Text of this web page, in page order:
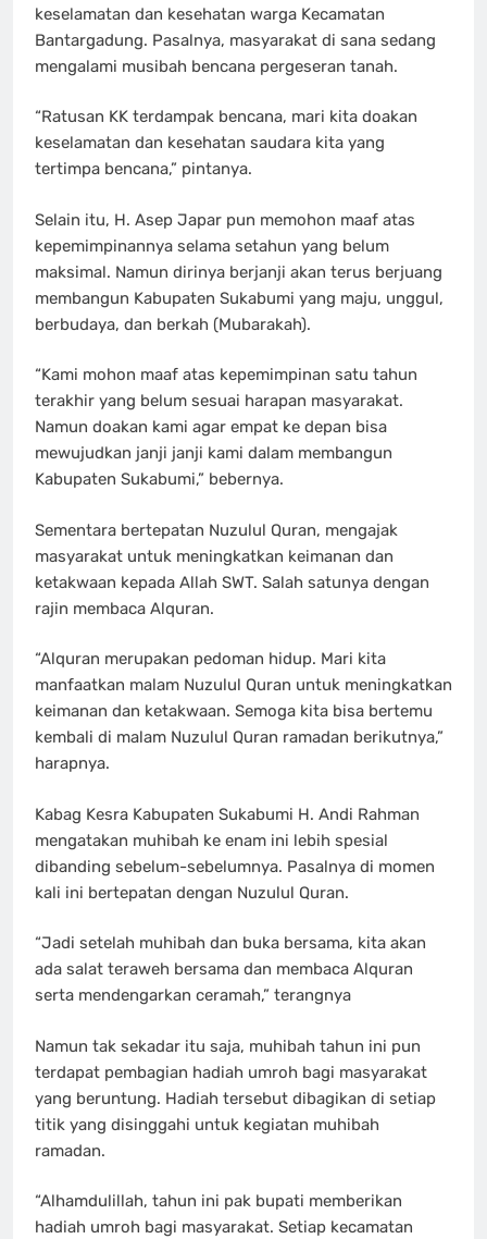
keselamatan dan kesehatan warga Kecamatan
Bantargadung. Pasalnya, masyarakat di sana sedang
mengalami musibah bencana pergeseran tanah.
“Ratusan KK terdampak bencana, mari kita doakan
keselamatan dan kesehatan saudara kita yang
tertimpa bencana,” pintanya.
Selain itu, H. Asep Japar pun memohon maaf atas
kepemimpinannya selama setahun yang belum
maksimal. Namun dirinya berjanji akan terus berjuang
membangun Kabupaten Sukabumi yang maju, unggul,
berbudaya, dan berkah (Mubarakah).
“Kami mohon maaf atas kepemimpinan satu tahun
terakhir yang belum sesuai harapan masyarakat.
Namun doakan kami agar empat ke depan bisa
mewujudkan janji janji kami dalam membangun
Kabupaten Sukabumi,” bebernya.
Sementara bertepatan Nuzulul Quran, mengajak
masyarakat untuk meningkatkan keimanan dan
ketakwaan kepada Allah SWT. Salah satunya dengan
rajin membaca Alquran.
“Alquran merupakan pedoman hidup. Mari kita
manfaatkan malam Nuzulul Quran untuk meningkatkan
keimanan dan ketakwaan. Semoga kita bisa bertemu
kembali di malam Nuzulul Quran ramadan berikutnya,”
harapnya.
Kabag Kesra Kabupaten Sukabumi H. Andi Rahman
mengatakan muhibah ke enam ini lebih spesial
dibanding sebelum-sebelumnya. Pasalnya di momen
kali ini bertepatan dengan Nuzulul Quran.
“Jadi setelah muhibah dan buka bersama, kita akan
ada salat teraweh bersama dan membaca Alquran
serta mendengarkan ceramah,” terangnya
Namun tak sekadar itu saja, muhibah tahun ini pun
terdapat pembagian hadiah umroh bagi masyarakat
yang beruntung. Hadiah tersebut dibagikan di setiap
titik yang disinggahi untuk kegiatan muhibah
ramadan.
“Alhamdulillah, tahun ini pak bupati memberikan
hadiah umroh bagi masyarakat. Setiap kecamatan